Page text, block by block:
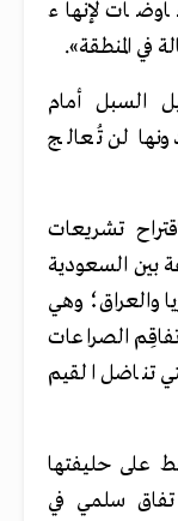
لإنهاء
في المنطقة».
السبل أمام
لن تُعالج
تشريعات
بين السعودية
والعراق؛ وهي
الصراعات
تناضل القيم
على حليفتها
سلمي في